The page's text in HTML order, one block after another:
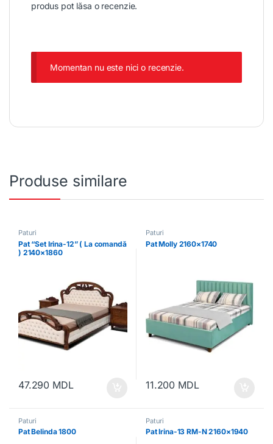
produs pot lăsa o recenzie.
Momentan nu este nici o recenzie.
Produse similare
Paturi
Pat “Set Irina-12” ( La comandă
) 2140×1860
47.290 MDL
Paturi
Pat Molly 2160×1740
11.200 MDL
Paturi
Pat Belinda 1800
Paturi
Pat Irina-13 RM-N 2160×1940